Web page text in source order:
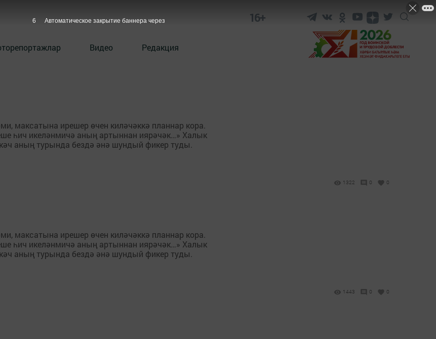
16+
Видео Редакция
максатына ирешер өчен киләчәккә планнар кора.
һич икеләнмичә аның артыннан иярәчәк…» Халык
аның турында бездә әнә шундый фикер туды.
1322 0 0
максатына ирешер өчен киләчәккә планнар кора.
һич икеләнмичә аның артыннан иярәчәк…» Халык
аның турында бездә әнә шундый фикер туды.
1443 0 0
6 Автоматическое закрытие баннера через